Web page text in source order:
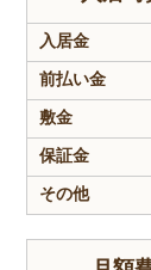
入居金
前払い金
敷金
保証金
その他